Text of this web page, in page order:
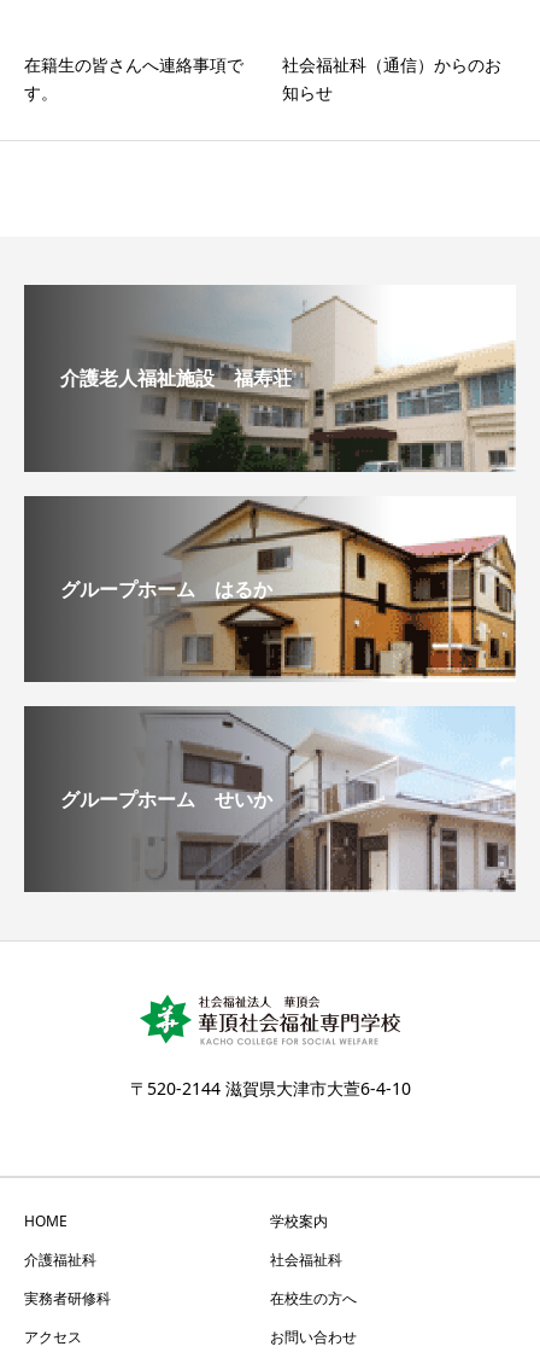
在籍生の皆さんへ連絡事項で
す。
社会福祉科（通信）からのお
知らせ
介護老人福祉施設 福寿荘
グループホーム はるか
グループホーム せいか
〒520-2144 滋賀県大津市大萱6-4-10
HOME
学校案内
介護福祉科
社会福祉科
実務者研修科
在校生の方へ
アクセス
お問い合わせ